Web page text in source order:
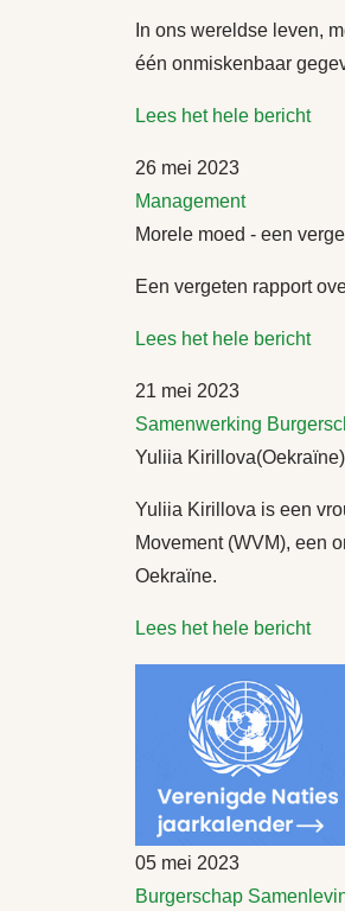
In ons wereldse leven,
één onmiskenbaar
Lees het hele bericht
26 mei 2023
Management
Morele moed - een
Een vergeten rapport
Lees het hele bericht
21 mei 2023
Samenwerking
Yuliia
Yuliia Kirillova is een
Movement (WVM), een
Oekraïne.
Lees het hele bericht
05 mei 2023
Burgerschap